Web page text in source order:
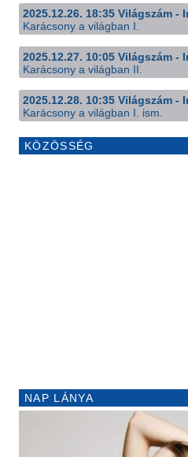
2025.12.26. 18:35 Világszám -
Karácsony a világban I.
2025.12.27. 10:05 Világszám -
Karácsony a világban II.
2025.12.28. 10:35 Világszám -
Karácsony a világban I. ism.
KÖZÖSSÉG
NAP LÁNYA